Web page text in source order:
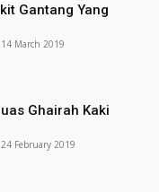
Gantang Yang
14 March 2019
Ghairah Kaki
24 February 2019